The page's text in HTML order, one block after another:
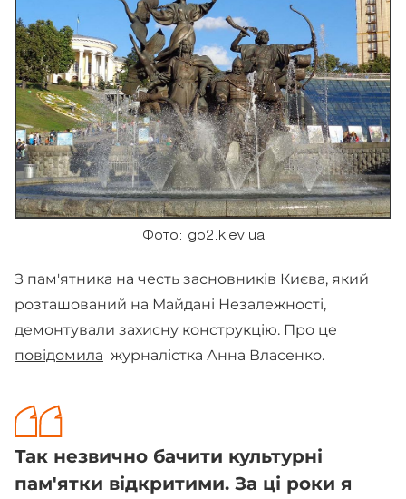
Фото: go2.kiev.ua
З пам'ятника на честь засновників Києва, який
розташований на Майдані Незалежності,
демонтували захисну конструкцію. Про це
повідомила журналістка Анна Власенко.
Так незвично бачити культурні
пам'ятки відкритими. За ці роки я